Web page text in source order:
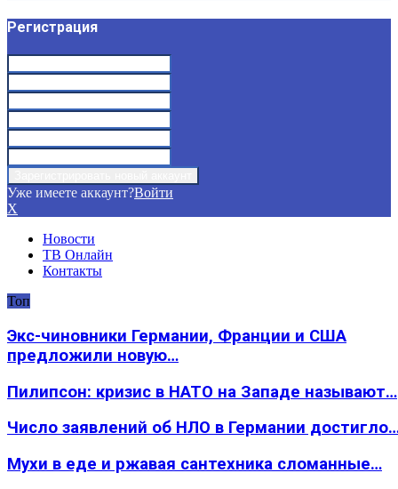
Регистрация
Уже имеете аккаунт?Войти
X
Новости
ТВ Онлайн
Контакты
Топ
Экс-чиновники Германии, Франции и США
предложили новую…
Пилипсон: кризис в НАТО на Западе называют…
Число заявлений об НЛО в Германии
Мухи в еде и ржавая сантехника сломанные…